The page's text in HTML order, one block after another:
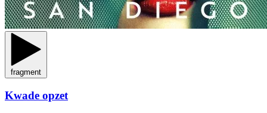
fragment
Kwade opzet